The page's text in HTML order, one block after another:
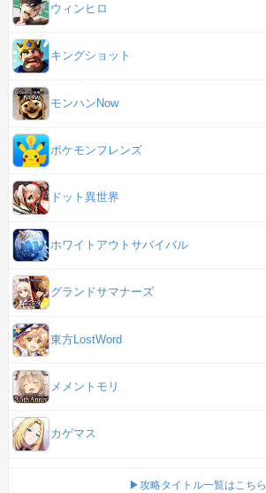
ウィンヒロ
キングショット
モンハンNow
ポケモンフレンズ
ドット異世界
ホワイトアウトサバイバル
グランドサマナーズ
東方LostWord
メメントモリ
カゲマス
▶攻略タイトル一覧はこちら